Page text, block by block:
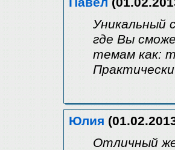
Уникальный
где Вы
темам как:
Юлия
Отличный